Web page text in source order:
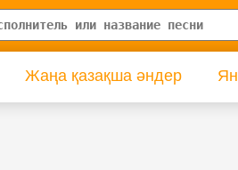
Жаңа қазақша әндер